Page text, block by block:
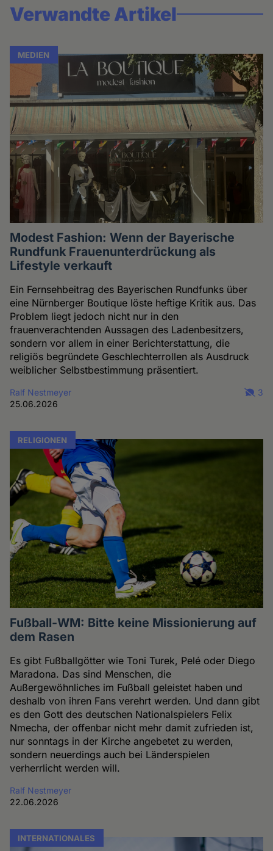
Verwandte Artikel
MEDIEN
Modest Fashion: Wenn der Bayerische
Rundfunk Frauenunterdrückung als
Lifestyle verkauft
Ein Fernsehbeitrag des Bayerischen Rundfunks über
eine Nürnberger Boutique löste heftige Kritik aus. Das
Problem liegt jedoch nicht nur in den
frauenverachtenden Aussagen des Ladenbesitzers,
sondern vor allem in einer Berichterstattung, die
religiös begründete Geschlechterrollen als Ausdruck
weiblicher Selbstbestimmung präsentiert.
Ralf Nestmeyer
25.06.2026
3
RELIGIONEN
Fußball-WM: Bitte keine Missionierung auf
dem Rasen
Es gibt Fußballgötter wie Toni Turek, Pelé oder Diego
Maradona. Das sind Menschen, die
Außergewöhnliches im Fußball geleistet haben und
deshalb von ihren Fans verehrt werden. Und dann gibt
es den Gott des deutschen Nationalspielers Felix
Nmecha, der offenbar nicht mehr damit zufrieden ist,
nur sonntags in der Kirche angebetet zu werden,
sondern neuerdings auch bei Länderspielen
verherrlicht werden will.
Ralf Nestmeyer
22.06.2026
INTERNATIONALES